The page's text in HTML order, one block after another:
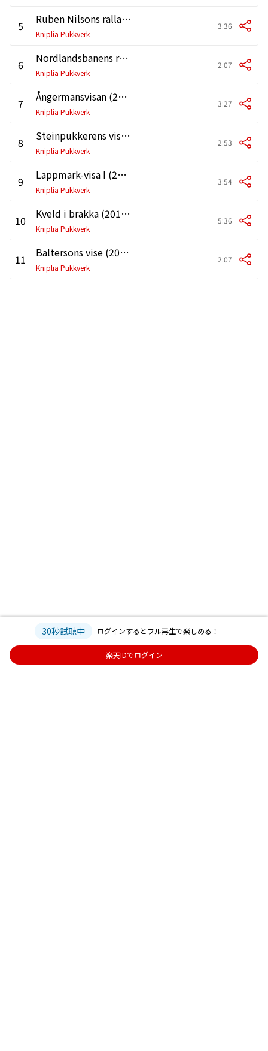
5 Ruben Nilsons rallarvise (2010 Remastered Version)
Kniplia Pukkverk
3:36
6 Nordlandsbanens rallarvise (2010 Remastered Version)
Kniplia Pukkverk
2:07
7 Ångermansvisan (2010 Remastered Version)
Kniplia Pukkverk
3:27
8 Steinpukkerens vise (2010 Remastered Version)
Kniplia Pukkverk
2:53
9 Lappmark-visa I (2010 Remastered Version)
Kniplia Pukkverk
3:54
10 Kveld i brakka (2010 Remastered Version)
Kniplia Pukkverk
5:36
11 Baltersons vise (2010 Remastered Version)
Kniplia Pukkverk
2:07
30秒試聴中 ログインするとフル再生で楽しめる！
楽天IDでログイン